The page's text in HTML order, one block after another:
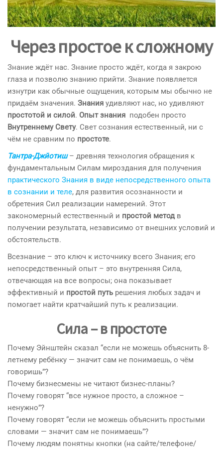
Через простое к сложному
Знание ждёт нас. Знание просто ждёт, когда я закрою
глаза и позволю знанию прийти. Знание появляется
изнутри как обычные ощущения, которым мы обычно не
придаём значения. Знания удивляют нас, но удивляют
простотой и силой. Опыт знания подобен просто
Внутреннему Свету. Свет сознания естественный, ни с
чём не сравним по простоте.
Тантра-Джйотиш– древняя технология обращения к
фундаментальным Силам мироздания для получения
практического Знания в виде непосредственного опыта
в сознании и теле, для развития осознанности и
обретения Сил реализации намерений. Этот
закономерный естественный и простой методв
получении результата, независимо от внешних условий и
обстоятельств.
Всезнание – это ключ к источнику всего Знания; его
непосредственный опыт – это внутренняя Сила,
отвечающая на все вопросы; она показывает
эффективный и простой путь решения любых задач и
помогает найти кратчайший путь к реализации.
Сила – в простоте
Почему Эйнштейн сказал “если не можешь объяснить 8-
летнему ребёнку — значит сам не понимаешь, о чём
говоришь”?
Почему бизнесмены не читают бизнес-планы?
Почему говорят “все нужное просто, а сложное –
ненужно”?
Почему говорят “если не можешь объяснить простыми
словами — значит сам не понимаешь”?
Почему людям понятны кнопки (на сайте/телефоне/